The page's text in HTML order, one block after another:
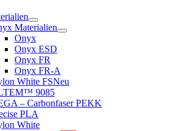
Materialien
Onyx
Onyx ESD
Onyx FR
Onyx FR-A
White FSNeu
9085
– Carbonfaser PEKK
PLA
White